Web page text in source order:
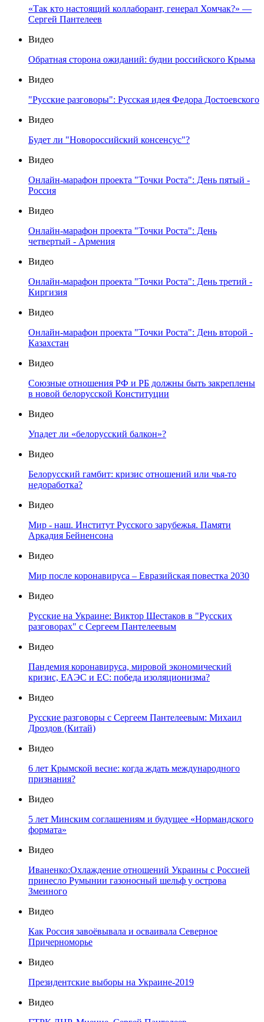
«Так кто настоящий коллаборант, генерал Хомчак?» —
Сергей Пантелеев
Видео
Обратная сторона ожиданий: будни российского Крыма
Видео
"Русские разговоры": Русская идея Федора Достоевского
Видео
Будет ли "Новороссийский консенсус"?
Видео
Онлайн-марафон проекта "Точки Роста": День пятый -
Россия
Видео
Онлайн-марафон проекта "Точки Роста": День
четвертый - Армения
Видео
Онлайн-марафон проекта "Точки Роста": День третий -
Киргизия
Видео
Онлайн-марафон проекта "Точки Роста": День второй -
Казахстан
Видео
Союзные отношения РФ и РБ должны быть закреплены
в новой белорусской Конституции
Видео
Упадет ли «белорусский балкон»?
Видео
Белорусский гамбит: кризис отношений или чья-то
недоработка?
Видео
Мир - наш. Институт Русского зарубежья. Памяти
Аркадия Бейненсона
Видео
Мир после коронавируса – Евразийская повестка 2030
Видео
Русские на Украине: Виктор Шестаков в "Русских
разговорах" с Сергеем Пантелеевым
Видео
Пандемия коронавируса, мировой экономический
кризис, ЕАЭС и ЕС: победа изоляционизма?
Видео
Русские разговоры с Сергеем Пантелеевым: Михаил
Дроздов (Китай)
Видео
6 лет Крымской весне: когда ждать международного
признания?
Видео
5 лет Минским соглашениям и будущее «Нормандского
формата»
Видео
Иваненко:Охлаждение отношений Украины с Россией
принесло Румынии газоносный шельф у острова
Змеиного
Видео
Как Россия завоёвывала и осваивала Северное
Причерноморье
Видео
Президентские выборы на Украине-2019
Видео